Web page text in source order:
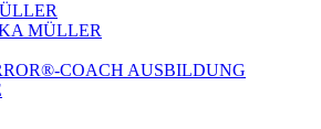
MÜLLER
COACH AUSBILDUNG